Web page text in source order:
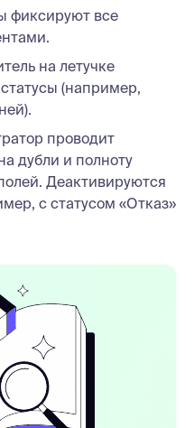
фиксируют все
на летучке
(например,
проводит
дубли и полноту
Деактивируются
с статусом «Отказ»